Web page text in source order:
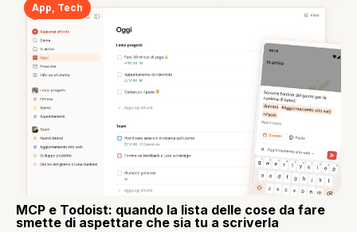
App, Tech
MCP e Todoist: quando la lista delle cose da fare
smette di aspettare che sia tu a scriverla